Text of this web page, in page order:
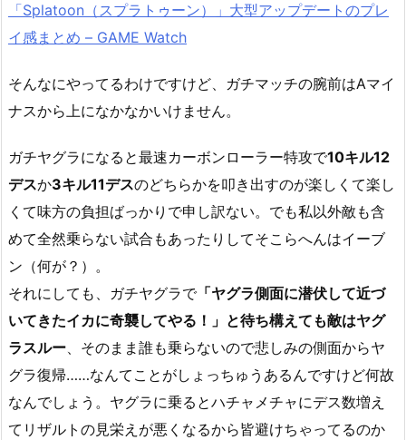
「Splatoon（スプラトゥーン）」大型アップデートのプレ
イ感まとめ – GAME Watch
そんなにやってるわけですけど、ガチマッチの腕前はAマイ
ナスから上になかなかいけません。
ガチヤグラになると最速カーボンローラー特攻で10キル12
デスか3キル11デスのどちらかを叩き出すのが楽しくて楽し
くて味方の負担ばっかりで申し訳ない。でも私以外敵も含
めて全然乗らない試合もあったりしてそこらへんはイーブ
ン（何が？）。
それにしても、ガチヤグラで「ヤグラ側面に潜伏して近づ
いてきたイカに奇襲してやる！」と待ち構えても敵はヤグ
ラスルー 、そのまま誰も乗らないので悲しみの側面からヤ
グラ復帰……なんてことがしょっちゅうあるんですけど何故
なんでしょう。ヤグラに乗るとハチャメチャにデス数増え
てリザルトの見栄えが悪くなるから皆避けちゃってるのか